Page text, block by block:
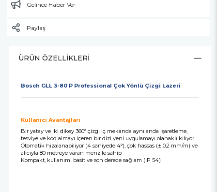
Gelince Haber Ver
Paylaş
ÜRÜN ÖZELLIKLERI
Bosch GLL 3-80 P Professional Çok Yönlü Çizgi Lazeri
Kullanıcı Avantajları
Bir yatay ve iki dikey 360° çizgi iç mekanda aynı anda işaretleme,
tesviye ve kod almayı içeren bir dizi yeni uygulamayı olanaklı kılıyor
Otomatik hizalanabiliyor (4 saniyede 4°), çok hassas (± 0,2 mm/m) ve
alıcıyla 80 metreye varan menzile sahip
Kompakt, kullanımı basit ve son derece sağlam (IP 54)